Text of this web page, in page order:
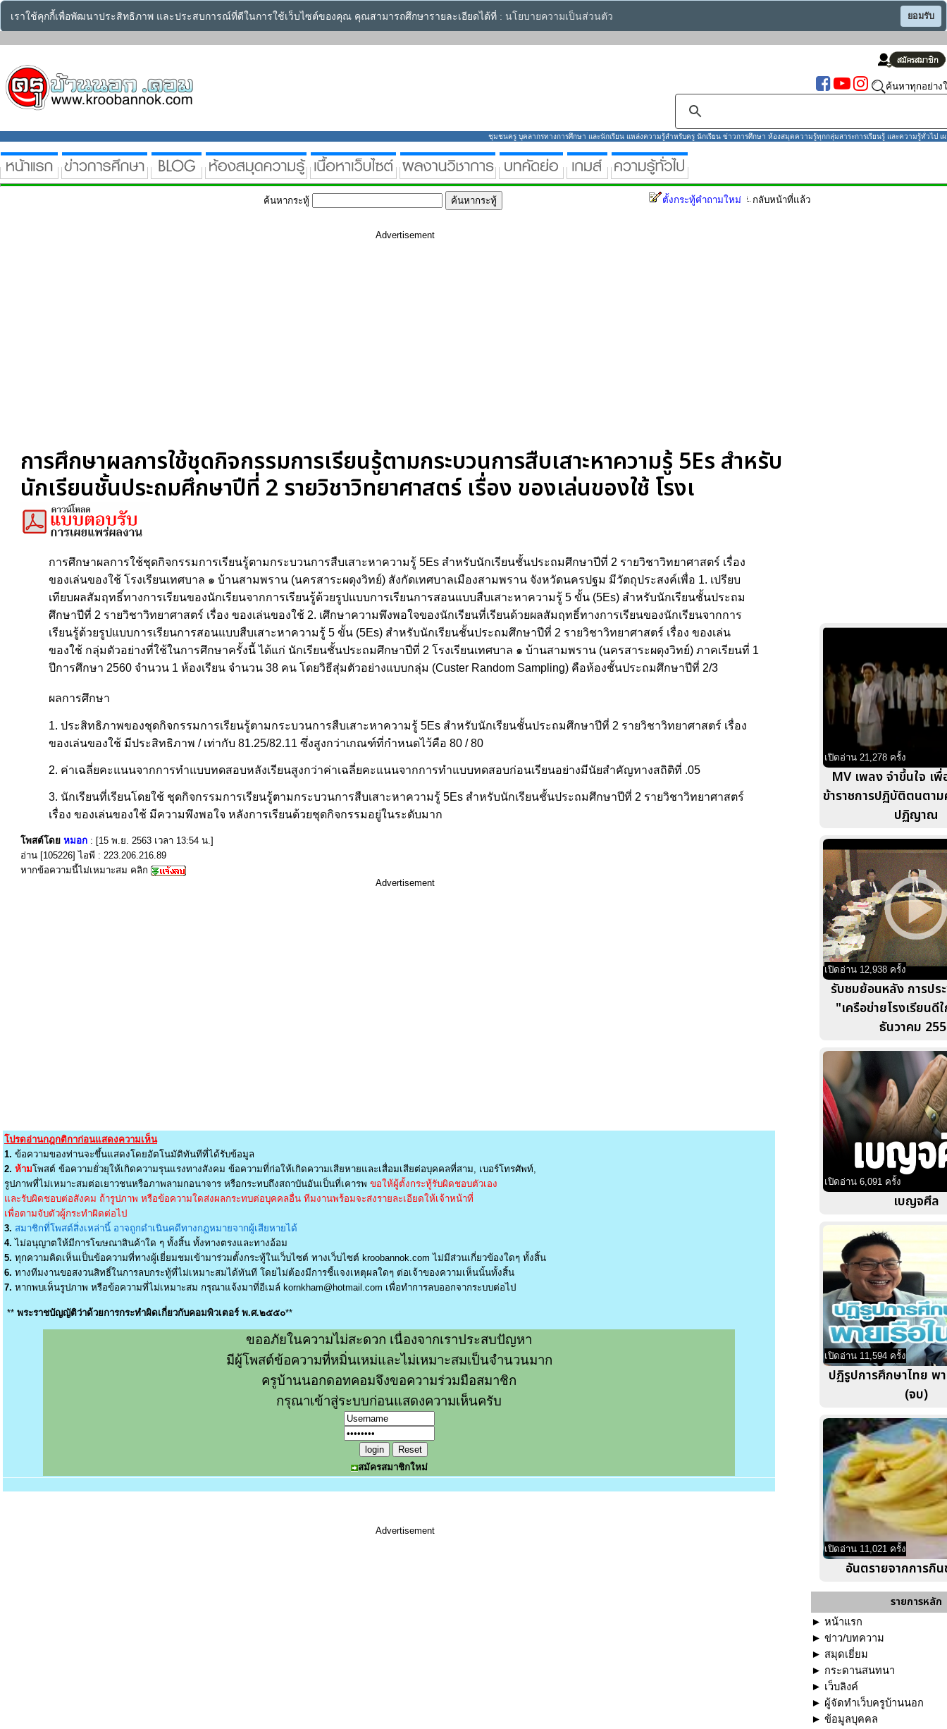
เราใช้คุกกี้เพื่อพัฒนาประสิทธิภาพ และประสบการณ์ที่ดีในการใช้เว็บไซต์ของคุณ คุณสามารถศึกษารายละเอียดได้ที่ : นโยบายความเป็นส่วนตัว ยอมรับ
ค้นหาทุกอย่าง
ชุมชนครู บุคลากรทางการศึกษา และนักเรียน แหล่งความรู้สำหรับครู นักเรียน ข่าวการศึกษา ห้องสมุดความรู้ทุกกลุ่มสาระการเรียนรู้ และความรู้ทั่วไป เ
ค้นหากระทู้ ตั้งกระทู้คำถามใหม่ กลับหน้าที่แล้ว
Advertisement
การศึกษาผลการใช้ชุดกิจกรรมการเรียนรู้ตามกระบวนการสืบเสาะหาความรู้ 5Es สำหรับ
นักเรียนชั้นประถมศึกษาปีที่ 2 รายวิชาวิทยาศาสตร์ เรื่อง ของเล่นของใช้ โรงเ
การศึกษาผลการใช้ชุดกิจกรรมการเรียนรู้ตามกระบวนการสืบเสาะหาความรู้ 5Es สำหรับนักเรียนชั้นประถมศึกษาปีที่ 2 รายวิชาวิทยาศาสตร์ เรื่อง
ของเล่นของใช้ โรงเรียนเทศบาล ๑ บ้านสามพราน (นครสาระผดุงวิทย์) สังกัดเทศบาลเมืองสามพราน จังหวัดนครปฐม มีวัตถุประสงค์เพื่อ 1. เปรียบ
เทียบผลสัมฤทธิ์ทางการเรียนของนักเรียนจากการเรียนรู้ด้วยรูปแบบการเรียนการสอนแบบสืบเสาะหาความรู้ 5 ขั้น (5Es) สำหรับนักเรียนชั้นประถม
ศึกษาปีที่ 2 รายวิชาวิทยาศาสตร์ เรื่อง ของเล่นของใช้ 2. เศึกษาความพึงพอใจของนักเรียนที่เรียนด้วยผลสัมฤทธิ์ทางการเรียนของนักเรียนจากการ
เรียนรู้ด้วยรูปแบบการเรียนการสอนแบบสืบเสาะหาความรู้ 5 ขั้น (5Es) สำหรับนักเรียนชั้นประถมศึกษาปีที่ 2 รายวิชาวิทยาศาสตร์ เรื่อง ของเล่น
ของใช้ กลุ่มตัวอย่างที่ใช้ในการศึกษาครั้งนี้ ได้แก่ นักเรียนชั้นประถมศึกษาปีที่ 2 โรงเรียนเทศบาล ๑ บ้านสามพราน (นครสาระผดุงวิทย์) ภาคเรียนที่ 1
ปีการศึกษา 2560 จำนวน 1 ห้องเรียน จำนวน 38 คน โดยวิธีสุ่มตัวอย่างแบบกลุ่ม (Custer Random Sampling) คือห้องชั้นประถมศึกษาปีที่ 2/3
ผลการศึกษา
1. ประสิทธิภาพของชุดกิจกรรมการเรียนรู้ตามกระบวนการสืบเสาะหาความรู้ 5Es สำหรับนักเรียนชั้นประถมศึกษาปีที่ 2 รายวิชาวิทยาศาสตร์ เรื่อง
ของเล่นของใช้ มีประสิทธิภาพ / เท่ากับ 81.25/82.11 ซึ่งสูงกว่าเกณฑ์ที่กำหนดไว้คือ 80 / 80
2. ค่าเฉลี่ยคะแนนจากการทำแบบทดสอบหลังเรียนสูงกว่าค่าเฉลี่ยคะแนนจากการทำแบบทดสอบก่อนเรียนอย่างมีนัยสำคัญทางสถิติที่ .05
3. นักเรียนที่เรียนโดยใช้ ชุดกิจกรรมการเรียนรู้ตามกระบวนการสืบเสาะหาความรู้ 5Es สำหรับนักเรียนชั้นประถมศึกษาปีที่ 2 รายวิชาวิทยาศาสตร์
เรื่อง ของเล่นของใช้ มีความพึงพอใจ หลังการเรียนด้วยชุดกิจกรรมอยู่ในระดับมาก
โพสต์โดย หมอก : [15 พ.ย. 2563 เวลา 13:54 น.]
อ่าน [105226] ไอพี : 223.206.216.89
หากข้อความนี้ไม่เหมาะสม คลิก
Advertisement
โปรดอ่านกฎกติกาก่อนแสดงความเห็น
1. ข้อความของท่านจะขึ้นแสดงโดยอัตโนมัติทันทีที่ได้รับข้อมูล
2. ห้ามโพสต์ ข้อความยั่วยุให้เกิดความรุนแรงทางสังคม ข้อความที่ก่อให้เกิดความเสียหายและเสื่อมเสียต่อบุคคลที่สาม, เบอร์โทรศัพท์,
รูปภาพที่ไม่เหมาะสมต่อเยาวชนหรือภาพลามกอนาจาร หรือกระทบถึงสถาบันอันเป็นที่เคารพ ขอให้ผู้ตั้งกระทู้รับผิดชอบตัวเอง
และรับผิดชอบต่อสังคม ถ้ารูปภาพ หรือข้อความใดส่งผลกระทบต่อบุคคลอื่น ทีมงานพร้อมจะส่งรายละเอียดให้เจ้าหน้าที่
เพื่อตามจับตัวผู้กระทำผิดต่อไป
3. สมาชิกที่โพสต์สิ่งเหล่านี้ อาจถูกดำเนินคดีทางกฎหมายจากผู้เสียหายได้
4. ไม่อนุญาตให้มีการโฆษณาสินค้าใด ๆ ทั้งสิ้น ทั้งทางตรงและทางอ้อม
5. ทุกความคิดเห็นเป็นข้อความที่ทางผู้เยี่ยมชมเข้ามาร่วมตั้งกระทู้ในเว็บไซต์ ทางเว็บไซต์ kroobannok.com ไม่มีส่วนเกี่ยวข้องใดๆ ทั้งสิ้น
6. ทางทีมงานขอสงวนสิทธิ์ในการลบกระทู้ที่ไม่เหมาะสมได้ทันที โดยไม่ต้องมีการชี้แจงเหตุผลใดๆ ต่อเจ้าของความเห็นนั้นทั้งสิ้น
7. หากพบเห็นรูปภาพ หรือข้อความที่ไม่เหมาะสม กรุณาแจ้งมาที่อีเมล์ kornkham@hotmail.com เพื่อทำการลบออกจากระบบต่อไป
** พระราชบัญญัติว่าด้วยการกระทำผิดเกี่ยวกับคอมพิวเตอร์ พ.ศ.๒๕๕๐**
ขออภัยในความไม่สะดวก เนื่องจากเราประสบปัญหา
มีผู้โพสต์ข้อความที่หมิ่นเหม่และไม่เหมาะสมเป็นจำนวนมาก
ครูบ้านนอกดอทคอมจึงขอความร่วมมือสมาชิก
กรุณาเข้าสู่ระบบก่อนแสดงความเห็นครับ
สมัครสมาชิกใหม่
Advertisement
เปิดอ่าน 21,278 ครั้ง
MV เพลง จำขึ้นใจ เ
ข้าราชการปฏิบัติตนตา
ปฏิญาณ
เปิดอ่าน 12,938 ครั้ง
รับชมย้อนหลัง การปร
"เครือข่ายโรงเรียนดี
ธันวาคม
เปิดอ่าน 6,091 ครั้ง
เบญจศีล
เปิดอ่าน 11,594 ครั้ง
ปฏิรูปการศึกษาไทย พา
(จบ)
เปิดอ่าน 11,021 ครั้ง
อันตรายจากการกิ
รายการหลัก
► หน้าแรก
► ข่าว/บทความ
► สมุดเยี่ยม
► กระดานสนทนา
► เว็บลิงค์
► ผู้จัดทำเว็บครูบ้านนอก
► ข้อมูลบุคคล